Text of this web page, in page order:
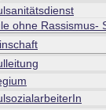
ohne Rassismus-